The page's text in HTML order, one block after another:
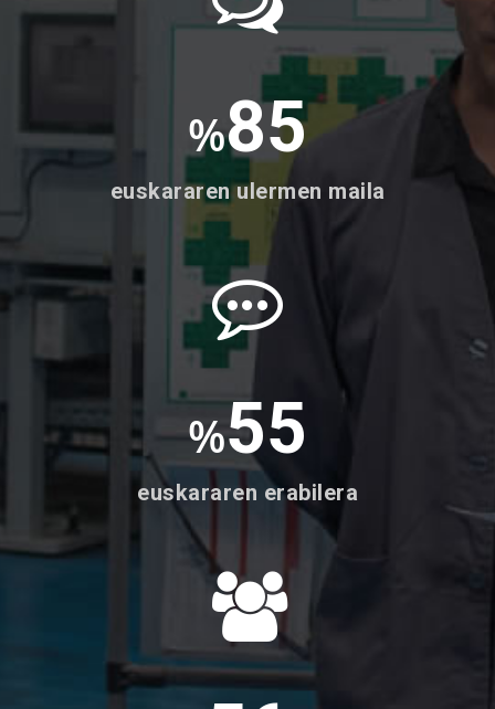
%85
euskararen ulermen maila
%55
euskararen erabilera